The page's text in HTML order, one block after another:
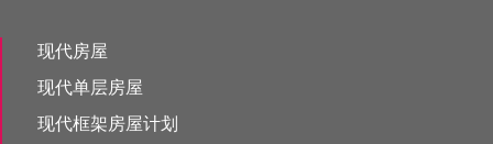
现代房屋
现代单层房屋
现代框架房屋计划